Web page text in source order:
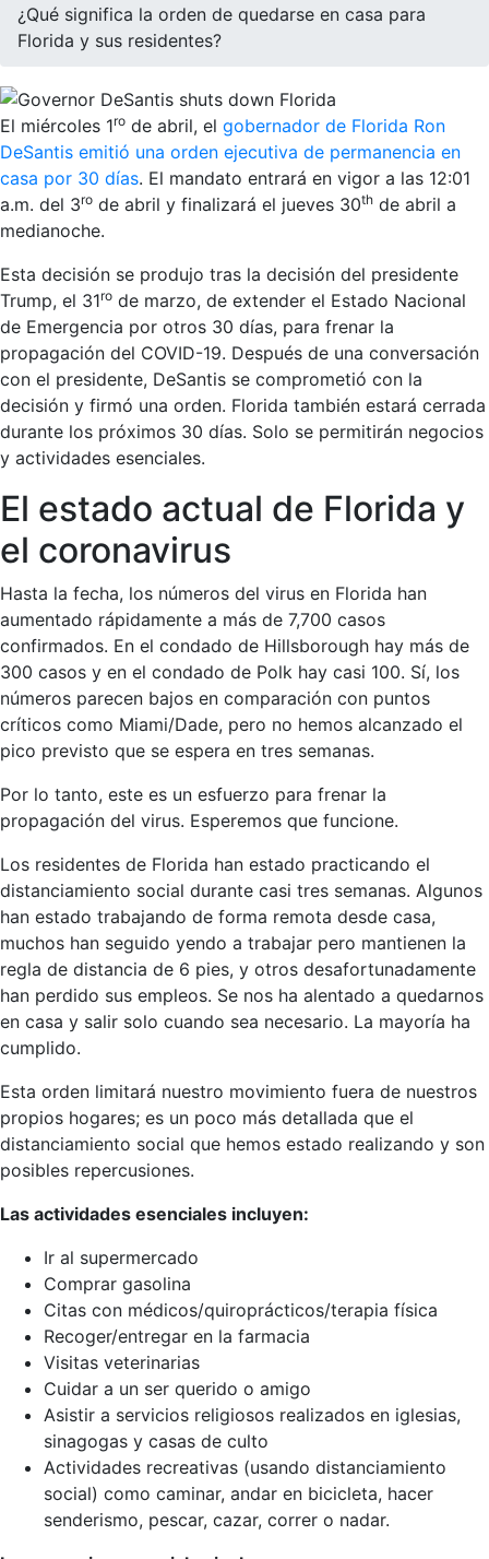
¿Qué significa la orden de quedarse en casa para
Florida y sus residentes?
El miércoles 1ro de abril, el gobernador de Florida Ron
DeSantis emitió una orden ejecutiva de permanencia en
casa por 30 días. El mandato entrará en vigor a las 12:01
a.m. del 3ro de abril y finalizará el jueves 30th de abril a
medianoche.
Esta decisión se produjo tras la decisión del presidente
Trump, el 31ro de marzo, de extender el Estado Nacional
de Emergencia por otros 30 días, para frenar la
propagación del COVID-19. Después de una conversación
con el presidente, DeSantis se comprometió con la
decisión y firmó una orden. Florida también estará cerrada
durante los próximos 30 días. Solo se permitirán negocios
y actividades esenciales.
El estado actual de Florida y
el coronavirus
Hasta la fecha, los números del virus en Florida han
aumentado rápidamente a más de 7,700 casos
confirmados. En el condado de Hillsborough hay más de
300 casos y en el condado de Polk hay casi 100. Sí, los
números parecen bajos en comparación con puntos
críticos como Miami/Dade, pero no hemos alcanzado el
pico previsto que se espera en tres semanas.
Por lo tanto, este es un esfuerzo para frenar la
propagación del virus. Esperemos que funcione.
Los residentes de Florida han estado practicando el
distanciamiento social durante casi tres semanas. Algunos
han estado trabajando de forma remota desde casa,
muchos han seguido yendo a trabajar pero mantienen la
regla de distancia de 6 pies, y otros desafortunadamente
han perdido sus empleos. Se nos ha alentado a quedarnos
en casa y salir solo cuando sea necesario. La mayoría ha
cumplido.
Esta orden limitará nuestro movimiento fuera de nuestros
propios hogares; es un poco más detallada que el
distanciamiento social que hemos estado realizando y son
posibles repercusiones.
Las actividades esenciales incluyen:
Ir al supermercado
Comprar gasolina
Citas con médicos/quiroprácticos/terapia física
Recoger/entregar en la farmacia
Visitas veterinarias
Cuidar a un ser querido o amigo
Asistir a servicios religiosos realizados en iglesias,
sinagogas y casas de culto
Actividades recreativas (usando distanciamiento
social) como caminar, andar en bicicleta, hacer
senderismo, pescar, cazar, correr o nadar.